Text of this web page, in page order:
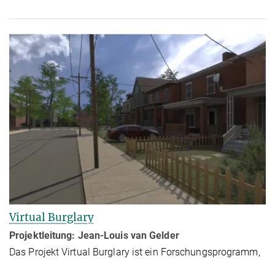
Virtual Burglary
Projektleitung: Jean-Louis van Gelder
Das Projekt Virtual Burglary ist ein Forschungsprogramm,